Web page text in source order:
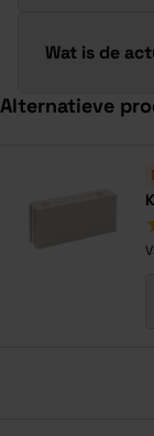
Wat is de
Alternatieve